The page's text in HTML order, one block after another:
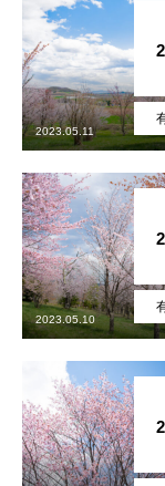
2023.05.11
2023.05.10